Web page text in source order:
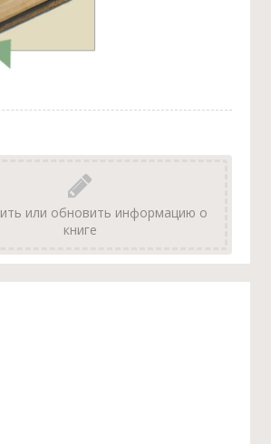
или обновить информацию о
книге